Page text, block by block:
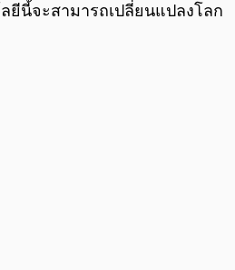
ยีนี้จะสามารถเปลี่ยนแปลงโลก